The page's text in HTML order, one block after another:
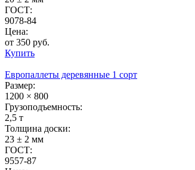
ГОСТ:
9078-84
Цена:
от 350 руб.
Купить
Европаллеты деревянные 1 сорт
Размер:
1200 × 800
Грузоподъемность:
2,5 т
Толщина доски:
23 ± 2 мм
ГОСТ:
9557-87